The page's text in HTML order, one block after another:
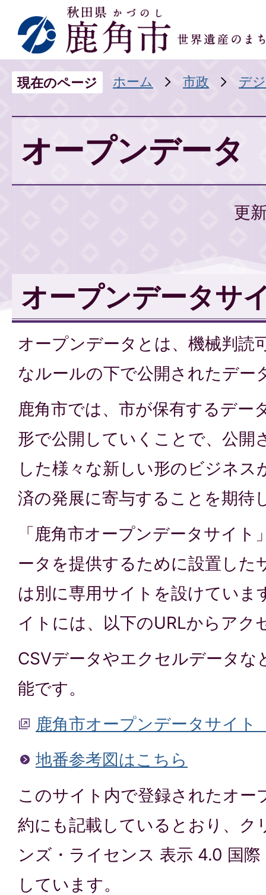
現在のページ ホーム 市政 デ
オープンデータ
更
オープンデータサ
オープンデータとは、機械判読
なルールの下で公開されたデー
鹿角市では、市が保有するデー
形で公開していくことで、公開
した様々な新しい形のビジネス
済の発展に寄与することを期待
「鹿角市オープンデータサイ
ータを提供するために設置した
は別に専用サイトを設けていま
イトには、以下のURLからアク
CSVデータやエクセルデータな
能です。
鹿角市オープンデータサイト
地番参考図はこちら
このサイト内で登録されたオー
約にも記載しているとおり、ク
ンズ・ライセンス 表示 4.0 国
しています。